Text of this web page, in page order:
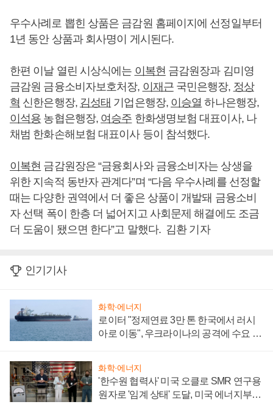
우수사례로 뽑힌 상품은 금감원 홈페이지에 선정일부터
1년 동안 상품과 회사명이 게시된다.
한편 이날 열린 시상식에는 이복현 금감원장과 김미영
금감원 금융소비자보호처장, 이재근국민은행장, 정상
혁 신한은행장, 김성태 기업은행장, 이승열 하나은행장,
이석용 농협은행장, 여승주 한화생명보험 대표이사, 나
채범 한화손해보험 대표이사 등이 참석했다.
이복현 금감원장은 “금융회사와 금융소비자는 상생을
위한 지속적 동반자 관계다”며 “다음 우수사례를 선정할
때는 다양한 권역에서 더 좋은 상품이 개발돼 금융소비
자 선택 폭이 한층 더 넓어지고 사회문제 해결에도 조금
더 도움이 됐으면 한다”고 말했다. 김환 기자
인기기사
화학·에너지
로이터 "정제연료 3만 톤 한국에서 러시
아로 이동", 우크라이나의 공격에 수요 늘
화학·에너지
'한수원 협력사' 미국 오클로 SMR 연구용
원자로 '임계 상태' 도달, 미국 에너지부